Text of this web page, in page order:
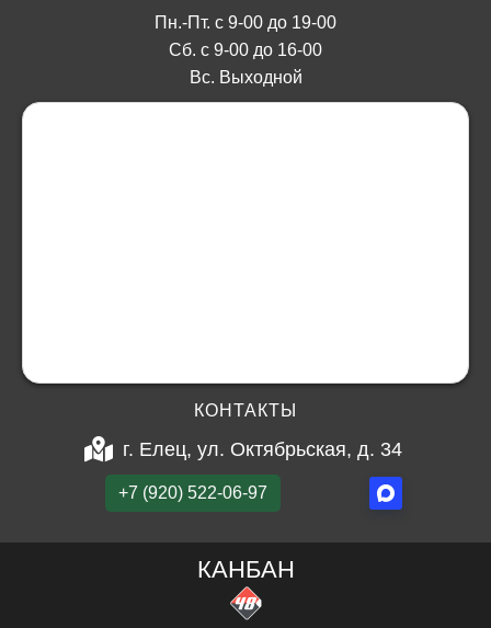
Пн.-Пт. с 9-00 до 19-00
Сб. с 9-00 до 16-00
Вс. Выходной
КОНТАКТЫ
г. Елец, ул. Октябрьская, д. 34
+7 (920) 522-06-97
КАНБАН